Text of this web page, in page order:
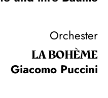
Orchester
LA BOHÈME
Giacomo Puccini